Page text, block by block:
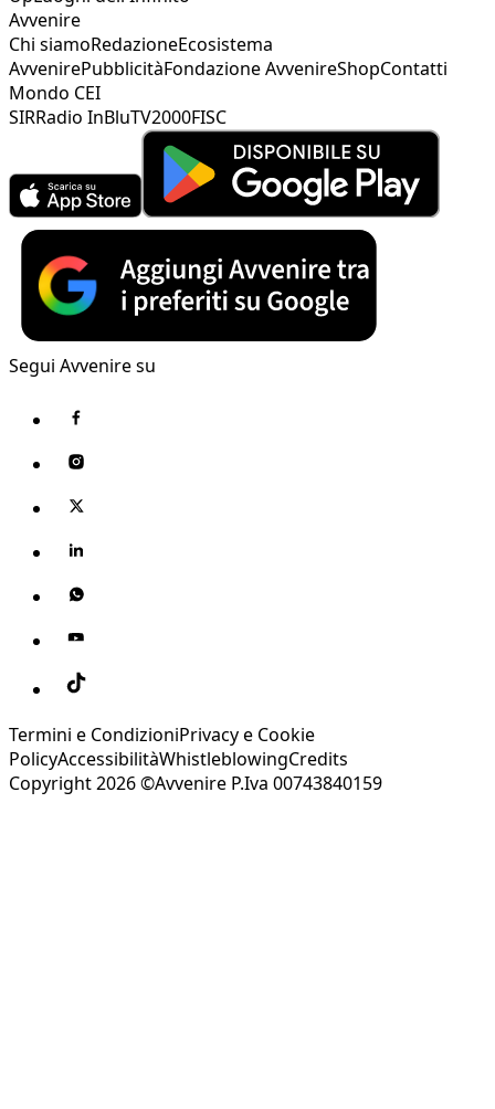
Avvenire
Chi siamoRedazioneEcosistema
AvvenirePubblicitàFondazione AvvenireShopContatti
Mondo CEI
SIRRadio InBluTV2000FISC
Segui Avvenire su
Termini e CondizioniPrivacy e Cookie
PolicyAccessibilitàWhistleblowingCredits
Copyright 2026 ©Avvenire P.Iva 00743840159